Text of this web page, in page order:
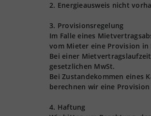
2. Energieausweis nicht
3. Provisionsregelung
Im Falle eines
vom Mieter eine Provision in
Bei einer
gesetzlichen MwSt.
Bei Zustandekommen eines
berechnen wir eine
4. Haftung